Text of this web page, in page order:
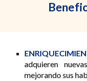
adquieren
mejorando sus